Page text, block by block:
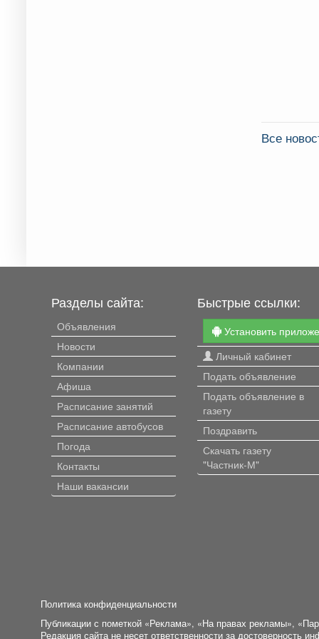
Все
Разделы сайта:
Объявления
Новости
Компании
Афиша
Расписание занятий
Расписание автобусов
Погода
Контакты
Наши вакансии
Быстрые ссылки:
Установить
Личный кабинет
Подать объявление
Подать объявление в
газету
Поздравить
Скачать газету
"Частник-М"
Политика конфиденциальности
Публикации с пометкой «Реклама», «На правах рекламы»,
Редакция сайта не несет ответственности за